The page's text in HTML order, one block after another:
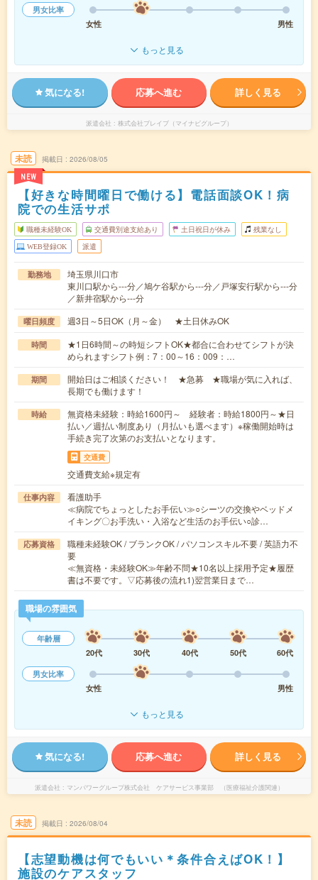
男女比率
女性
男性
もっと見る
気になる! 応募へ進む 詳しく見る
派遣会社 株式会社ブレイブ（マイナビグループ）
未読
NEW
掲載日 2026/08/05
【好きな時間曜日で働ける】電話面談OK！病
院での生活サポ
職種未経験OK 交通費別途支給あり 土日祝日が休み 残業なし
WEB登録OK 派遣
勤務地
埼玉県川口市
東川口駅から---分／鳩ケ谷駅から---分／戸塚安行駅から---分
／新井宿駅から---分
曜日頻度 週3日～5日OK（月～金） ★土日休みOK
時間
★1日6時間～の時短シフトOK★都合に合わせてシフトが決
められますシフト例：7：00～16：009：…
期間
開始日はご相談ください！ ★急募 ★職場が気に入れば、
長期でも働けます！
時給
無資格未経験：時給1600円～ 経験者：時給1800円～★日
払い／週払い制度あり（月払いも選べます）※稼働開始時は
手続き完了次第のお支払いとなります。
交通費
交通費支給※規定有
仕事内容
看護助手
≪病院でちょっとしたお手伝い≫○シーツの交換やベッドメ
イキング〇お手洗い・入浴など生活のお手伝い○診…
応募資格
職種未経験OK / ブランクOK / パソコンスキル不要 / 英語力不
要
≪無資格・未経験OK≫年齢不問★10名以上採用予定★履歴
書は不要です。▽応募後の流れ1)翌営業日まで…
職場の雰囲気
年齢層
20代
30代 40代 50代
60代
男女比率
女性
男性
もっと見る
気になる! 応募へ進む 詳しく見る
派遣会社 マンパワーグループ株式会社 ケアサービス事業部 （医療福祉介護関連）
未読 掲載日 2026/08/04
【志望動機は何でもいい＊条件合えばOK！】
施設のケアスタッフ